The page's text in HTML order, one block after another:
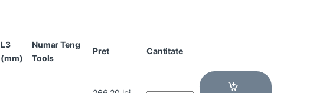
L3
(mm)
Numar Teng
Tools
Pret Cantitate